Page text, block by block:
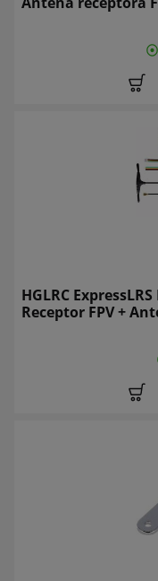
HGLRC
Receptor FPV +